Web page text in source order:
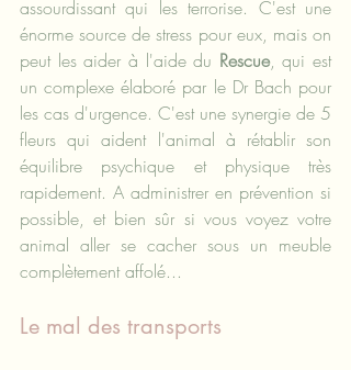
assourdissant qui les terrorise. C'est une
énorme source de stress pour eux, mais on
peut les aider à l'aide du Rescue, qui est
un complexe élaboré par le Dr Bach pour
les cas d'urgence. C'est une synergie de 5
fleurs qui aident l'animal à rétablir son
équilibre psychique et physique très
rapidement. A administrer en prévention si
possible, et bien sûr si vous voyez votre
animal aller se cacher sous un meuble
complètement affolé...
Le mal des transports